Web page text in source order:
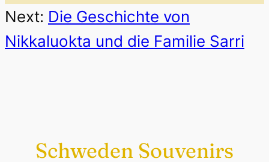
Next: Die Geschichte von
Nikkaluokta und die Familie Sarri
Schweden Souvenirs